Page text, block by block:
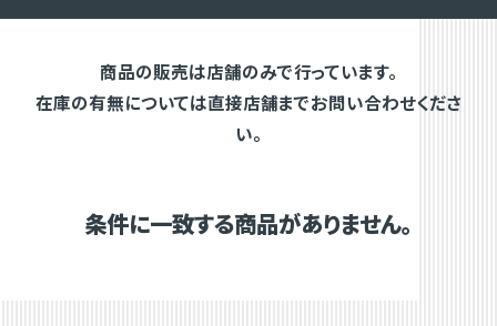
商品の販売は店舗のみで行っています。
在庫の有無については直接店舗までお問い合わせくださ
い。
条件に一致する商品がありません。